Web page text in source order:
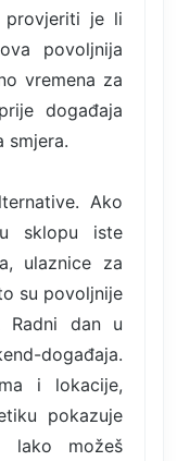
je li
povoljnija
vremena za
događaja
smjera.
Ako
sklopu iste
ulaznice za
su povoljnije
Radni dan u
događaja.
i lokacije,
pokazuje
lako možeš